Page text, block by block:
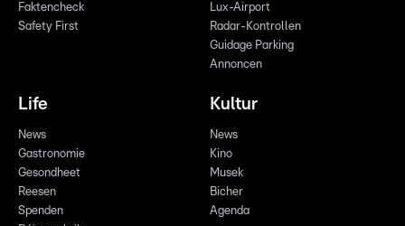
Faktencheck
Safety First
Lux-Airport
Radar-Kontrollen
Guidage Parking
Annoncen
Life
News
Gastronomie
Gesondheet
Reesen
Spenden
Kultur
News
Kino
Musek
Bicher
Agenda